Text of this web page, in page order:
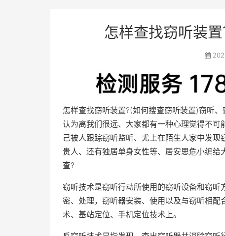
怎样查找窃听装
怎样查找窃听装置?(如何搜查窃听装置)窃听
认为离我们很远、大家都有一种心理觉得不
己被人跟踪窃听监听、尤上在陌生人家中发
贵人、还有独居单身女性等、居安思危小编
查?
窃听技术是窃听行动所使用的窃听设备和窃
密、处理，窃听器安装、使用以及与窃听相
术、基站定位、手机定位技术上。